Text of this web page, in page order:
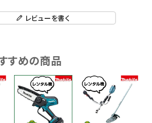
レビューを書く
すめの商品